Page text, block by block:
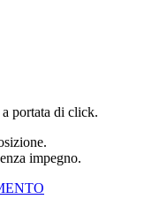
portata di click.
impegno.